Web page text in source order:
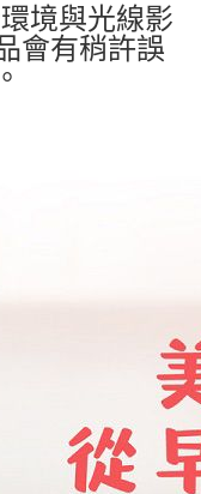
境與光線影
會有稍許誤